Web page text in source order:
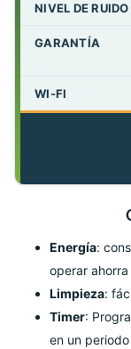
NIVEL DE RUIDO
GARANTÍA
WI-FI
Energía:
operar
Limpieza:
Timer:
en un